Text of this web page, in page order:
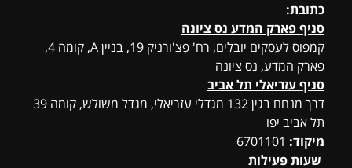
כתובת:
סניף פארק המדע נס ציונה
קמפוס לעסקים יובלים, רח' פצ'ורניק 19, בניין A, קומה 4,
פארק המדע, נס ציונה
סניף עזריאלי תל אביב
דרך מנחם בגין 132 מגדלי עזריאלי, מגדל משולש, קומה 39
תל אביב יפו
מיקוד:
שעות פעילות